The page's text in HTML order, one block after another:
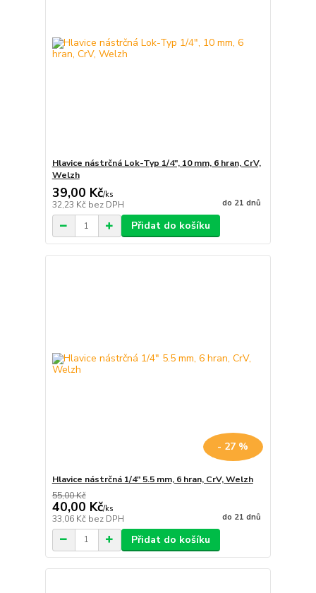
Hlavice nástrčná Lok-Typ 1/4", 10 mm, 6 hran, CrV,
Welzh
39,00 Kč/ks
32,23 Kč bez DPH do 21 dnů
Přidat do košíku
- 27 %
Hlavice nástrčná 1/4" 5.5 mm, 6 hran, CrV, Welzh
55,00 Kč
40,00 Kč/ks
33,06 Kč bez DPH do 21 dnů
Přidat do košíku